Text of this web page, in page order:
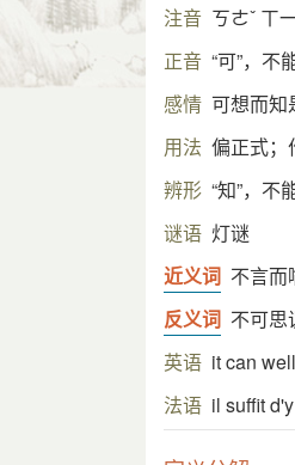
注音 ㄎㄜˇ ㄒ
正音 “可”，不
感情 可想而知
用法 偏正式；
辨形 “知”，不
谜语 灯谜
近义词 不言而
反义词 不可思
英语 it can
法语 il suffit